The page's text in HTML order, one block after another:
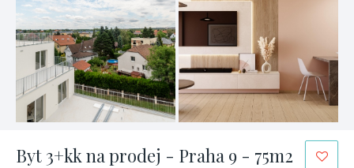
Byt 3+kk na prodej - Praha 9 - 75m2